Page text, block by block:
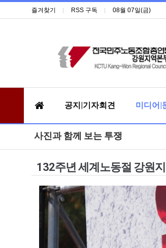
즐겨찾기 RSS 구독 08월 07일(금)
공지|기자회견 미디어|
사진과 함께 보는 투쟁
132주년 세계노동절 강원